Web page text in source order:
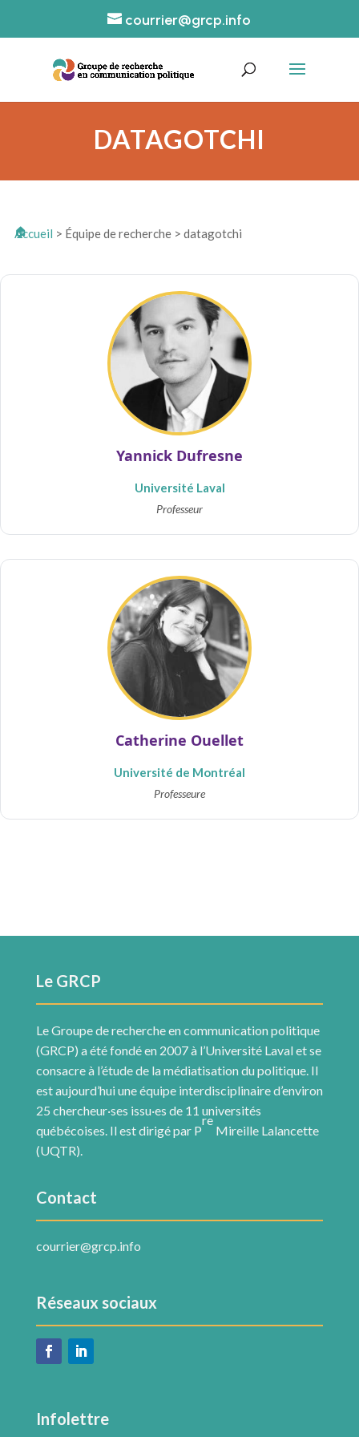
courrier@grcp.info
DATAGOTCHI
Accueil > Équipe de recherche > datagotchi
Yannick Dufresne
Université Laval
Professeur
Catherine Ouellet
Université de Montréal
Professeure
Le GRCP
Le Groupe de recherche en communication politique
(GRCP) a été fondé en 2007 à l’Université Laval et se
consacre à l’étude de la médiatisation du politique. Il
est aujourd’hui une équipe interdisciplinaire d’environ
25 chercheur·ses issu·es de 11 universités
québécoises. Il est dirigé par P
re
Mireille Lalancette
(UQTR).
Contact
courrier@grcp.info
Réseaux sociaux
Infolettre